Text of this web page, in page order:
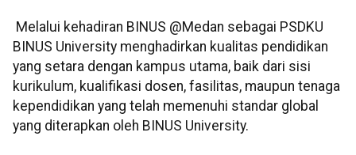
Melalui kehadiran BINUS @Medan sebagai PSDKU
BINUS University menghadirkan kualitas pendidikan
yang setara dengan kampus utama, baik dari sisi
kurikulum, kualifikasi dosen, fasilitas, maupun tenaga
kependidikan yang telah memenuhi standar global
yang diterapkan oleh BINUS University.